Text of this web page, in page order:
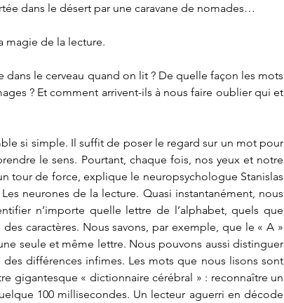
dans le désert par une caravane de nomades…
magie de la lecture.
dans le cerveau quand on lit ? De quelle façon les mots
? Et comment arrivent-ils à nous faire oublier qui et
si simple. Il suffit de poser le regard sur un mot pour
le sens. Pourtant, chaque fois, nos yeux et notre
tour de force, explique le neuropsychologue Stanislas
neurones de la lecture. Quasi instantanément, nous
n’importe quelle lettre de l’alphabet, quels que
caractères. Nous savons, par exemple, que le « A »
seule et même lettre. Nous pouvons aussi distinguer
différences infimes. Les mots que nous lisons sont
gigantesque « dictionnaire cérébral » : reconnaître un
100 millisecondes. Un lecteur aguerri en décode